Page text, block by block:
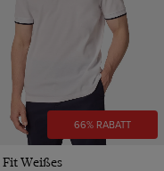
66% RABATT
Weißes